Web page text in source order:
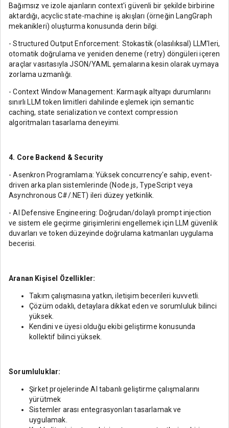
Bağımsız ve izole ajanların context'i güvenli bir şekilde birbirine
aktardığı, acyclic state-machine iş akışları (örneğin LangGraph
mekanikleri) oluşturma konusunda derin bilgi.
- Structured Output Enforcement: Stokastik (olasılıksal) LLM'leri,
otomatik doğrulama ve yeniden deneme (retry) döngüleri içeren
araçlar vasıtasıyla JSON/YAML şemalarına kesin olarak uymaya
zorlama uzmanlığı.
- Context Window Management: Karmaşık altyapı durumlarını
sınırlı LLM token limitleri dahilinde eşlemek için semantic
caching, state serialization ve context compression
algoritmaları tasarlama deneyimi.
4. Core Backend & Security
- Asenkron Programlama: Yüksek concurrency'e sahip, event-
driven arka plan sistemlerinde (Node.js, TypeScript veya
Asynchronous C#/.NET) ileri düzey yetkinlik.
- AI Defensive Engineering: Doğrudan/dolaylı prompt injection
ve sistem ele geçirme girişimlerini engellemek için LLM güvenlik
duvarları ve token düzeyinde doğrulama katmanları uygulama
becerisi.
Aranan Kişisel Özellikler:
Takım çalışmasına yatkın, iletişim becerileri kuvvetli.
Çözüm odaklı, detaylara dikkat eden ve sorumluluk bilinci
yüksek.
Kendini ve üyesi olduğu ekibi geliştirme konusunda
kollektif bilinci yüksek.
Sorumluluklar:
Şirket projelerinde AI tabanlı geliştirme çalışmalarını
yürütmek
Sistemler arası entegrasyonları tasarlamak ve
uygulamak.